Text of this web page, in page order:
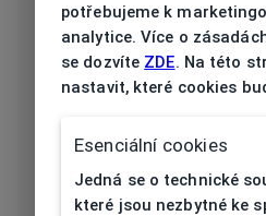
Typ obruby
Materiál
obruby
Barva obruby
Tvar obruby
potřebujeme k
analytice. Více o
se dozvíte ZDE. Na této
nastavit, které cookies
Esenciální cookies
Jedná se o technické
které jsou nezbytné ke